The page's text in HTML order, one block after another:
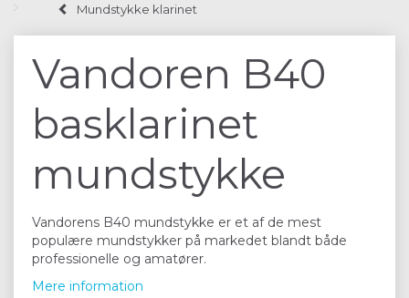
Mundstykke klarinet
Vandoren B40
basklarinet
mundstykke
Vandorens B40 mundstykke er et af de mest
populære mundstykker på markedet blandt både
professionelle og amatører.
Mere information